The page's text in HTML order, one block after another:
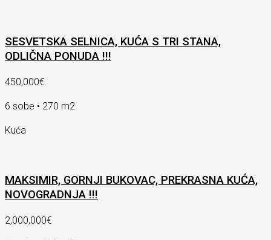
SESVETSKA SELNICA, KUĆA S TRI STANA,
ODLIČNA PONUDA !!!
450,000€
6 sobe • 270 m2
Kuća
MAKSIMIR, GORNJI BUKOVAC, PREKRASNA KUĆA,
NOVOGRADNJA !!!
2,000,000€